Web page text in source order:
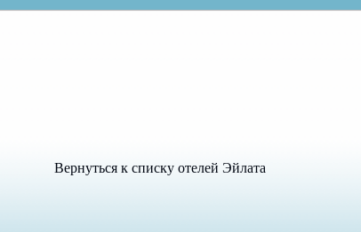
Вернуться к списку отелей Эйлата